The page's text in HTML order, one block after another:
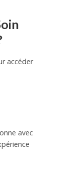
accéder
avec